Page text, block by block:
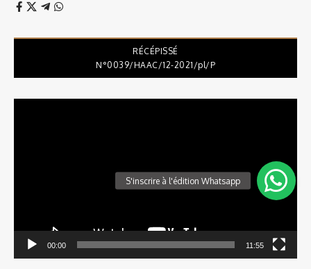
RÉCÉPISSÉ
N°0039/HAAC/12-2021/pl/P
00:00 11:55